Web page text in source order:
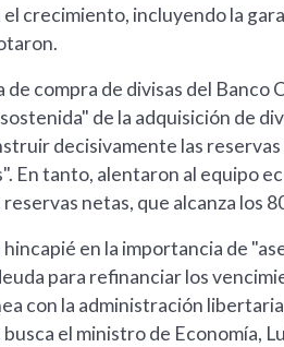
crecimiento, incluyendo la
compra de divisas del Banco
de la adquisición de
decisivamente las
En tanto, alentaron al equipo
netas, que alcanza los
en la importancia de
para refinanciar los
con la administración
el ministro de Economía,